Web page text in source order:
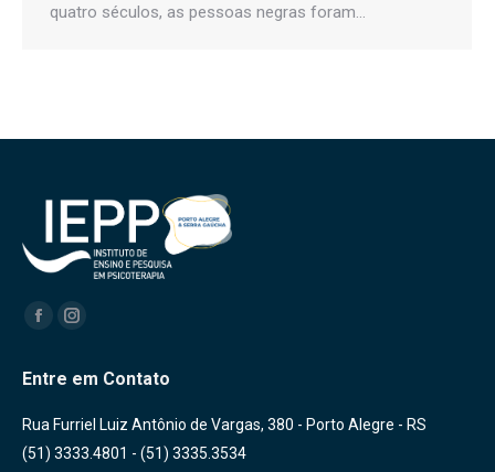
quatro séculos, as pessoas negras foram…
Encontre-nos em:
FacebookInstagram
Entre em Contato
Rua Furriel Luiz Antônio de Vargas, 380 - Porto Alegre - RS
(51) 3333.4801 - (51) 3335.3534